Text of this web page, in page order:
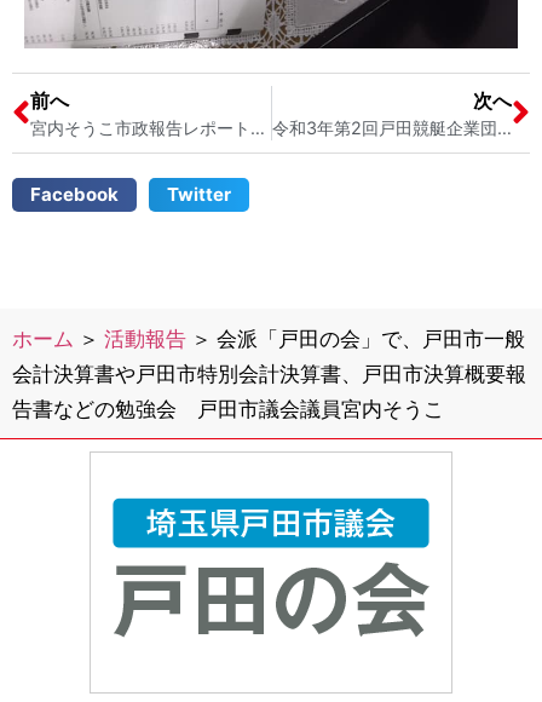
前へ
宮内そうこ市政報告レポートの完成 戸田市議会議員宮内そうこ
次へ
令和3年第2回戸田競艇企業団議会定例会 戸田ボートレース企業団 戸田市議会議員宮内そうこ
Facebook Twitter
ホーム ＞ 活動報告 ＞ 会派「戸田の会」で、戸田市一般
会計決算書や戸田市特別会計決算書、戸田市決算概要報
告書などの勉強会 戸田市議会議員宮内そうこ